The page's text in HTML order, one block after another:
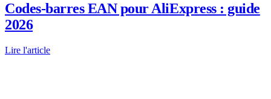
Codes-barres EAN pour AliExpress : guide
2026
Lire l'article